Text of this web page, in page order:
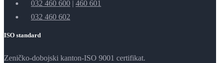
032 460 600 | 460 601
032 460 602
ISO standard
Zeničko-dobojski kanton-ISO 9001 certifikat.